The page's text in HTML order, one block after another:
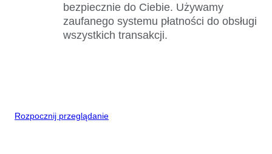
bezpiecznie do Ciebie. Używamy
zaufanego systemu płatności do obsługi
wszystkich transakcji.
Rozpocznij przeglądanie